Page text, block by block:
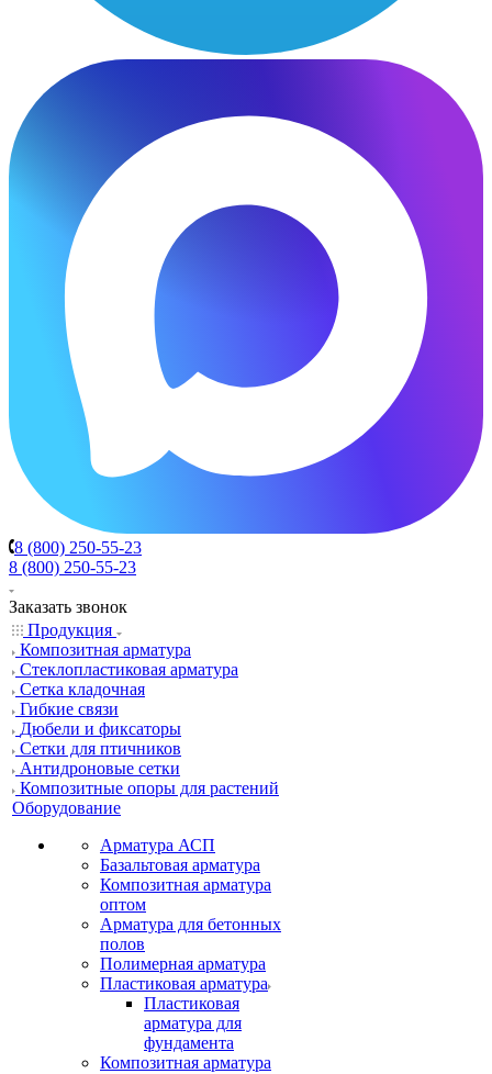
8 (800) 250-55-23
8 (800) 250-55-23
Заказать звонок
Продукция
Композитная арматура
Cтеклопластиковая арматура
Сетка кладочная
Гибкие связи
Дюбели и фиксаторы
Сетки для птичников
Антидроновые сетки
Композитные опоры для растений
Оборудование
Арматура АСП
Базальтовая арматура
Композитная арматура
оптом
Арматура для бетонных
полов
Полимерная арматура
Пластиковая арматура
Пластиковая
арматура для
фундамента
Композитная арматура